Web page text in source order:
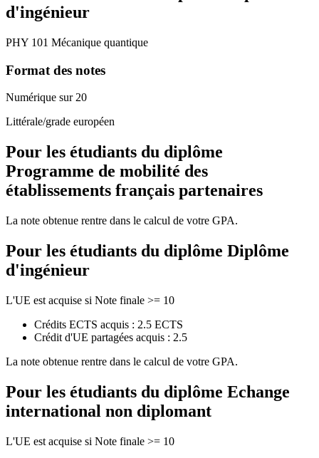
d'ingénieur
PHY 101 Mécanique quantique
Format des notes
Numérique sur 20
Littérale/grade européen
Pour les étudiants du diplôme
Programme de mobilité des
établissements français partenaires
La note obtenue rentre dans le calcul de votre GPA.
Pour les étudiants du diplôme Diplôme
d'ingénieur
L'UE est acquise si Note finale >= 10
Crédits ECTS acquis : 2.5 ECTS
Crédit d'UE partagées acquis : 2.5
La note obtenue rentre dans le calcul de votre GPA.
Pour les étudiants du diplôme Echange
international non diplomant
L'UE est acquise si Note finale >= 10